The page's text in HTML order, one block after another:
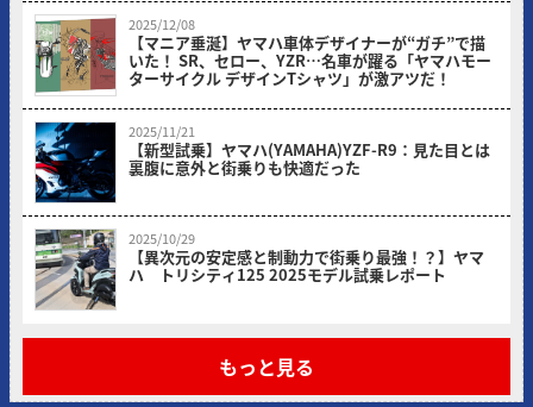
2025/12/08
【マニア垂涎】ヤマハ車体デザイナーが“ガチ”で描
いた！ SR、セロー、YZR…名車が躍る「ヤマハモー
ターサイクル デザインTシャツ」が激アツだ！
2025/11/21
【新型試乗】ヤマハ(YAMAHA)YZF-R9：見た目とは
裏腹に意外と街乗りも快適だった
2025/10/29
【異次元の安定感と制動力で街乗り最強！？】ヤマ
ハ トリシティ125 2025モデル試乗レポート
もっと見る